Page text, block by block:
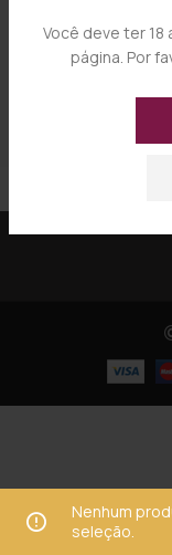
Você deve ter 18
página. Por
Nenhum
seleção.